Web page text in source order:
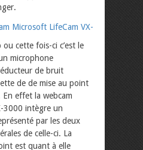
cette fois-ci c’est le
microphone
de bruit
de de mise au point
effet la webcam
3000 intègre un
par les deux
de celle-ci. La
est quant à elle